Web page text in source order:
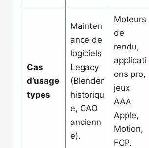
Cas
d’usage
types
Mainten
ance de
logiciels
Legacy
(Blender
historiqu
e, CAO
ancienn
e).
Moteurs
de
rendu,
applicati
ons pro,
jeux
AAA
Apple,
Motion,
FCP.